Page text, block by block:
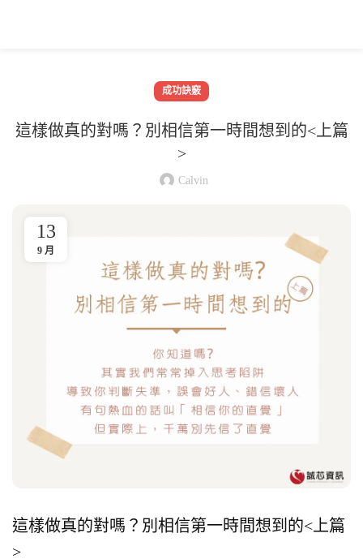
成功訣竅
這樣做真的對嗎？別相信第一時間想到的<上篇
>
Calvin
13
9 月
這樣做真的對嗎？別相信第一時間想到的<上篇
>